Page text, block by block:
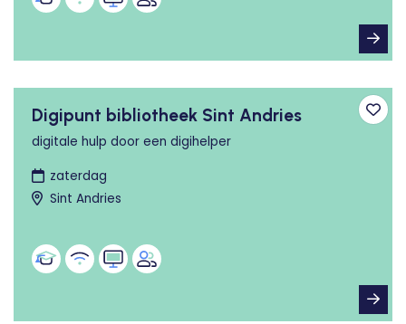
Digipunt bibliotheek Sint Andries
digitale hulp door een digihelper
zaterdag
Sint Andries